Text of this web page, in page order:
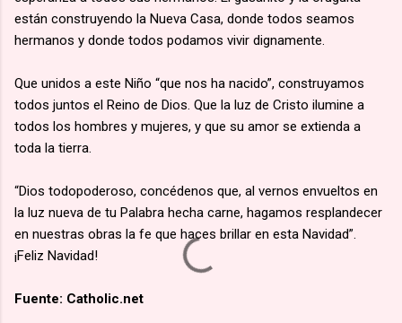
están construyendo la Nueva Casa, donde todos seamos
hermanos y donde todos podamos vivir dignamente.
Que unidos a este Niño “que nos ha nacido”, construyamos
todos juntos el Reino de Dios. Que la luz de Cristo ilumine a
todos los hombres y mujeres, y que su amor se extienda a
toda la tierra.
“Dios todopoderoso, concédenos que, al vernos envueltos en
la luz nueva de tu Palabra hecha carne, hagamos resplandecer
en nuestras obras la fe que haces brillar en esta Navidad”.
¡Feliz Navidad!
Fuente: Catholic.net